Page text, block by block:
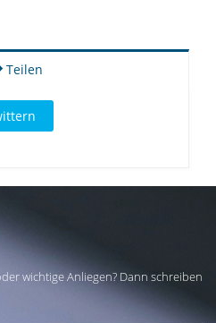
Teilen
wichtige Anliegen? Dann schreiben